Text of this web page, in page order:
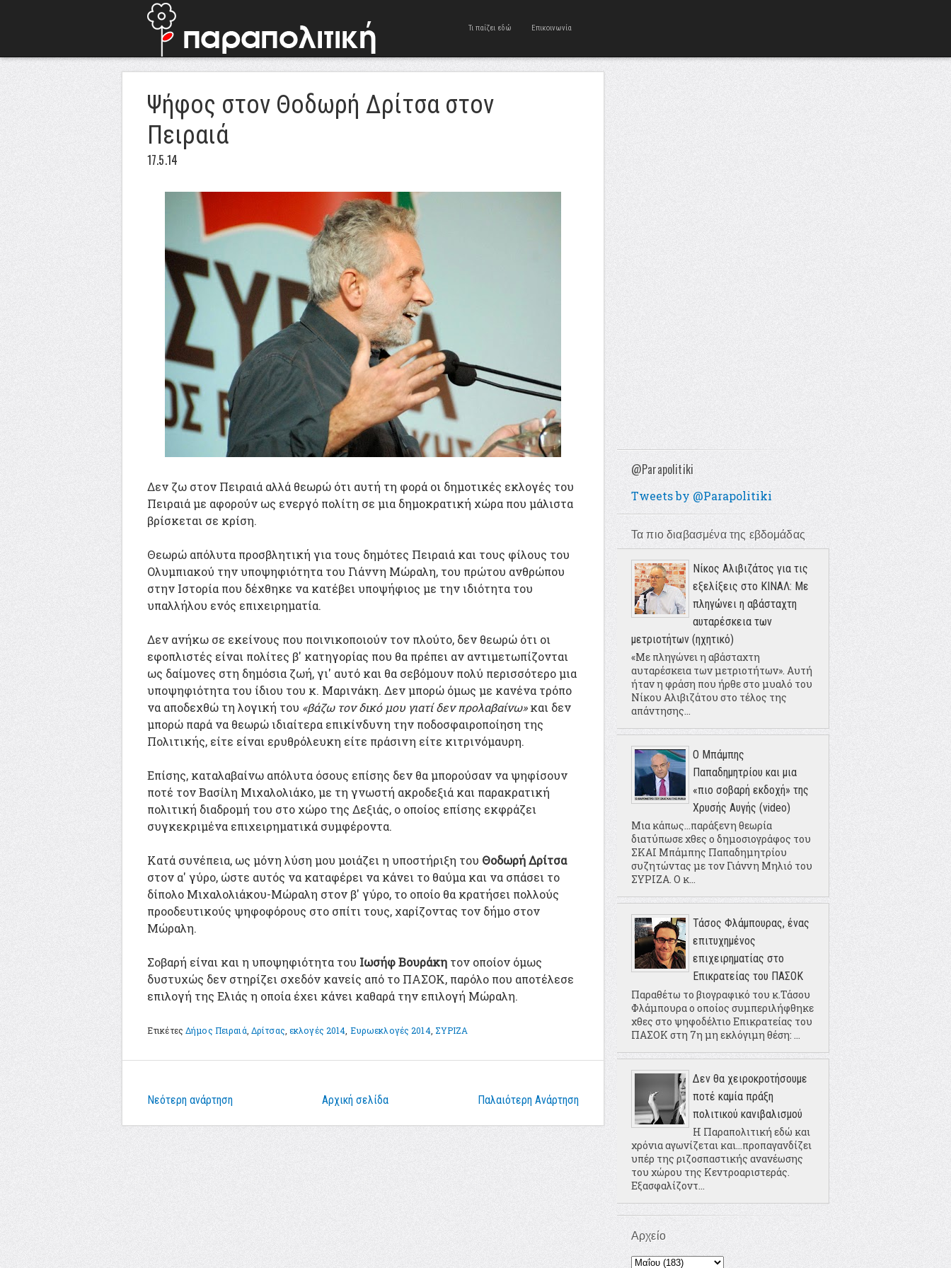
Τι παίζει εδώ Επικοινωνία
Ψήφος στον Θοδωρή Δρίτσα στον
Πειραιά
17.5.14
Δεν ζω στον Πειραιά αλλά θεωρώ ότι αυτή τη φορά οι δημοτικές εκλογές του
Πειραιά με αφορούν ως ενεργό πολίτη σε μια δημοκρατική χώρα που μάλιστα
βρίσκεται σε κρίση.
Θεωρώ απόλυτα προσβλητική για τους δημότες Πειραιά και τους φίλους του
Ολυμπιακού την υποψηφιότητα του Γιάννη Μώραλη, του πρώτου ανθρώπου
στην Ιστορία που δέχθηκε να κατέβει υποψήφιος με την ιδιότητα του
υπαλλήλου ενός επιχειρηματία.
Δεν ανήκω σε εκείνους που ποινικοποιούν τον πλούτο, δεν θεωρώ ότι οι
εφοπλιστές είναι πολίτες β' κατηγορίας που θα πρέπει αν αντιμετωπίζονται
ως δαίμονες στη δημόσια ζωή, γι' αυτό και θα σεβόμουν πολύ περισσότερο μια
υποψηφιότητα του ίδιου του κ. Μαρινάκη. Δεν μπορώ όμως με κανένα τρόπο
να αποδεχθώ τη λογική του «βάζω τον δικό μου γιατί δεν προλαβαίνω»και δεν
μπορώ παρά να θεωρώ ιδιαίτερα επικίνδυνη την ποδοσφαιροποίηση της
Πολιτικής, είτε είναι ερυθρόλευκη είτε πράσινη είτε κιτρινόμαυρη.
Επίσης, καταλαβαίνω απόλυτα όσους επίσης δεν θα μπορούσαν να ψηφίσουν
ποτέ τον Βασίλη Μιχαλολιάκο, με τη γνωστή ακροδεξιά και παρακρατική
πολιτική διαδρομή του στο χώρο της Δεξιάς, ο οποίος επίσης εκφράζει
συγκεκριμένα επιχειρηματικά συμφέροντα.
Κατά συνέπεια, ως μόνη λύση μου μοιάζει η υποστήριξη του Θοδωρή Δρίτσα
στον α' γύρο, ώστε αυτός να καταφέρει να κάνει το θαύμα και να σπάσει το
δίπολο Μιχαλολιάκου-Μώραλη στον β' γύρο, το οποίο θα κρατήσει πολλούς
προοδευτικούς ψηφοφόρους στο σπίτι τους, χαρίζοντας τον δήμο στον
Μώραλη.
Σοβαρή είναι και η υποψηφιότητα του Ιωσήφ Βουράκη τον οποίον όμως
δυστυχώς δεν στηρίζει σχεδόν κανείς από το ΠΑΣΟΚ, παρόλο που αποτέλεσε
επιλογή της Ελιάς η οποία έχει κάνει καθαρά την επιλογή Μώραλη.
ΕτικέτεςΔήμος Πειραιά Δρίτσας εκλογές 2014 Ευρωεκλογές 2014, ΣΥΡΙΖΑ
Νεότερη ανάρτηση Παλαιότερη Ανάρτηση
Αρχική σελίδα
@Parapolitiki
Tweets by @Parapolitiki
Τα πιο διαβασμένα της εβδομάδας
Νίκος Αλιβιζάτος για τις
εξελίξεις στο ΚΙΝΑΛ: Με
πληγώνει η αβάσταχτη
αυταρέσκεια των
μετριοτήτων (ηχητικό)
«Με πληγώνει η αβάσταχτη
αυταρέσκεια των μετριοτήτων». Αυτή
ήταν η φράση που ήρθε στο μυαλό του
Νίκου Αλιβιζάτου στο τέλος της
απάντησης...
Ο Μπάμπης
Παπαδημητρίου και μια
«πιο σοβαρή εκδοχή» της
Χρυσής Αυγής (video)
Μια κάπως...παράξενη θεωρία
διατύπωσε χθες ο δημοσιογράφος του
ΣΚΑΙ Μπάμπης Παπαδημητρίου
συζητώντας με τον Γιάννη Μηλιό του
ΣΥΡΙΖΑ. Ο κ...
Τάσος Φλάμπουρας, ένας
επιτυχημένος
επιχειρηματίας στο
Επικρατείας του ΠΑΣΟΚ
Παραθέτω το βιογραφικό του κ.Τάσου
Φλάμπουρα ο οποίος συμπεριλήφθηκε
χθες στο ψηφοδέλτιο Επικρατείας του
ΠΑΣΟΚ στη 7η μη εκλόγιμη θέση: ...
Δεν θα χειροκροτήσουμε
ποτέ καμία πράξη
πολιτικού κανιβαλισμού
Η Παραπολιτική εδώ και
χρόνια αγωνίζεται και...προπαγανδίζει
υπέρ της ριζοσπαστικής ανανέωσης
του χώρου της Κεντροαριστεράς.
Εξασφαλίζοντ...
Αρχείο